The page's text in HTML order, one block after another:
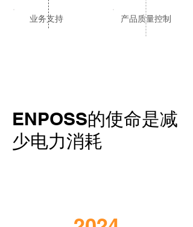
业务支持 产品质量控制
ENPOSS的使命是减
少电力消耗